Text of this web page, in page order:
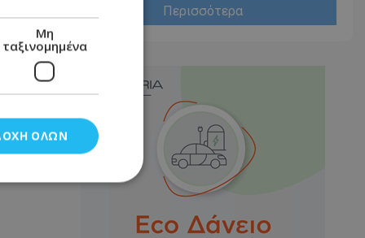
Περισσότερα
Μη
ταξινομημένα
ΌΛΩΝ